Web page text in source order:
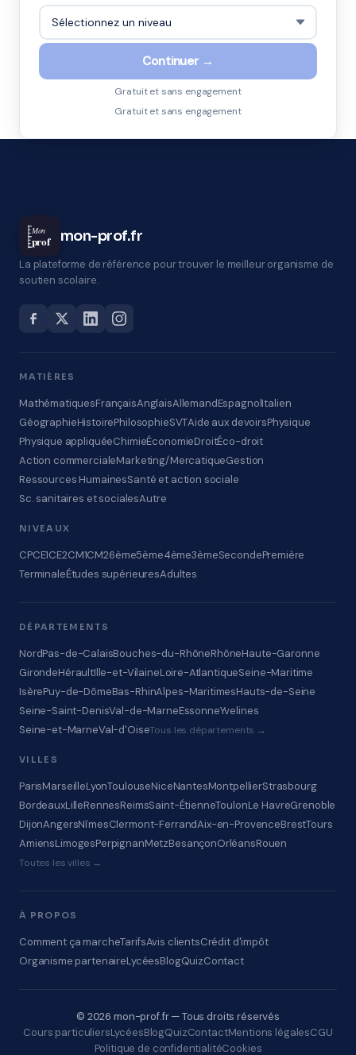
Continuer →
Gratuit et sans engagement
Gratuit et sans engagement
Mon
prof mon-prof.fr
La plateforme de référence pour trouver le meilleur organisme de
soutien scolaire.
MATIÈRES
MathématiquesFrançaisAnglaisAllemandEspagnolItalien
GéographieHistoirePhilosophieSVTAide aux devoirsPhysique
Physique appliquéeChimieÉconomieDroitÉco-droit
Action commercialeMarketing/MercatiqueGestion
Ressources HumainesSanté et action sociale
Sc. sanitaires et socialesAutre
NIVEAUX
CPCE1CE2CM1CM26ème5ème4ème3èmeSecondePremière
TerminaleÉtudes supérieuresAdultes
DÉPARTEMENTS
NordPas-de-CalaisBouches-du-RhôneRhôneHaute-Garonne
GirondeHéraultIlle-et-VilaineLoire-AtlantiqueSeine-Maritime
IsèrePuy-de-DômeBas-RhinAlpes-MaritimesHauts-de-Seine
Seine-Saint-DenisVal-de-MarneEssonneYvelines
Seine-et-MarneVal-d'OiseTous les départements →
VILLES
ParisMarseilleLyonToulouseNiceNantesMontpellierStrasbourg
BordeauxLilleRennesReimsSaint-ÉtienneToulonLe HavreGrenoble
DijonAngersNîmesClermont-FerrandAix-en-ProvenceBrestTours
AmiensLimogesPerpignanMetzBesançonOrléansRouen
Toutes les villes →
À PROPOS
Comment ça marcheTarifsAvis clientsCrédit d'impôt
Organisme partenaireLycéesBlogQuizContact
© 2026 mon-prof.fr — Tous droits réservés
Cours particuliersLycéesBlogQuizContactMentions légalesCGU
Politique de confidentialitéCookies